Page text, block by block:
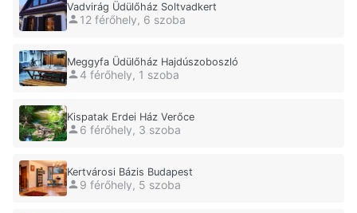
Vadvirág Üdülőház Soltvadkert
12 férőhely, 6 szoba
Meggyfa Üdülőház Hajdúszoboszló
4 férőhely, 1 szoba
Kispatak Erdei Ház Verőce
6 férőhely, 3 szoba
Kertvárosi Bázis Budapest
9 férőhely, 5 szoba